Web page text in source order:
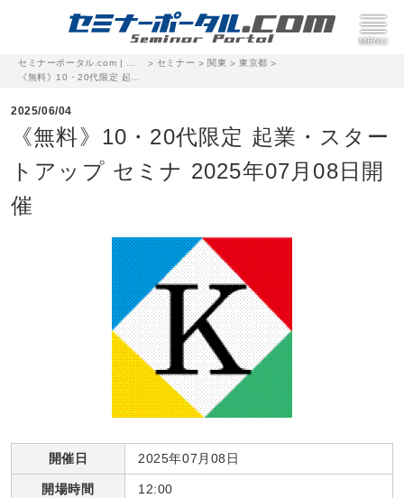
> セミナー > 関東 >東京都 >
2025/06/04
《無料》10・20代限定 起業・スター
トアップ セミナ 2025年07月08日開
催
開催日 2025年07月08日
開場時間 12:00